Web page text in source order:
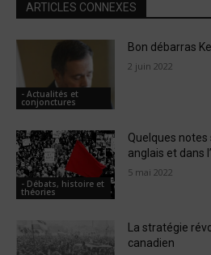
ARTICLES CONNEXES
- Actualités et
conjonctures
Bon débarras
2 juin 2022
- Débats, histoire et
théories
Quelques
anglais et dans
5 mai 2022
La stratégie
canadien